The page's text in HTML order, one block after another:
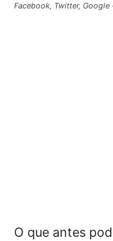
Facebook, Twitter, Google
O que antes